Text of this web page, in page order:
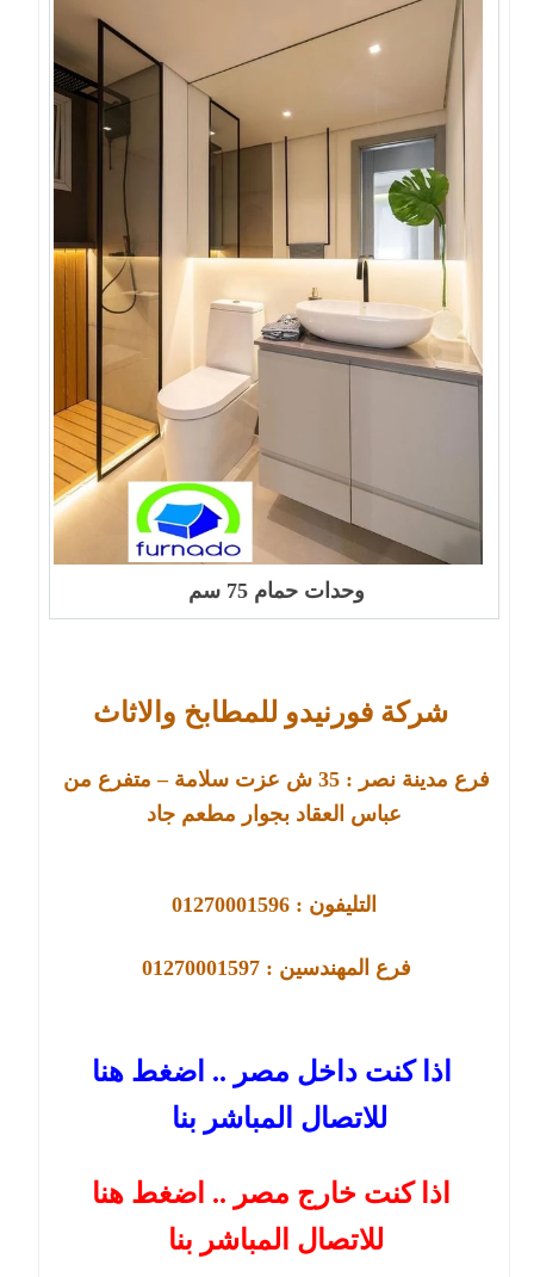
وحدات حمام 75 سم
شركة فورنيدو للمطابخ والاثاث
فرع مدينة نصر : 35
عباس العقاد بجوار مطعم جاد
التليفون : 01270001596
فرع المهندسين : 01270001597
اذا كنت داخل مصر .. اضغط هنا
للاتصال المباشر بنا
اذا كنت خارج مصر .. اضغط هنا
للاتصال المباشر بنا